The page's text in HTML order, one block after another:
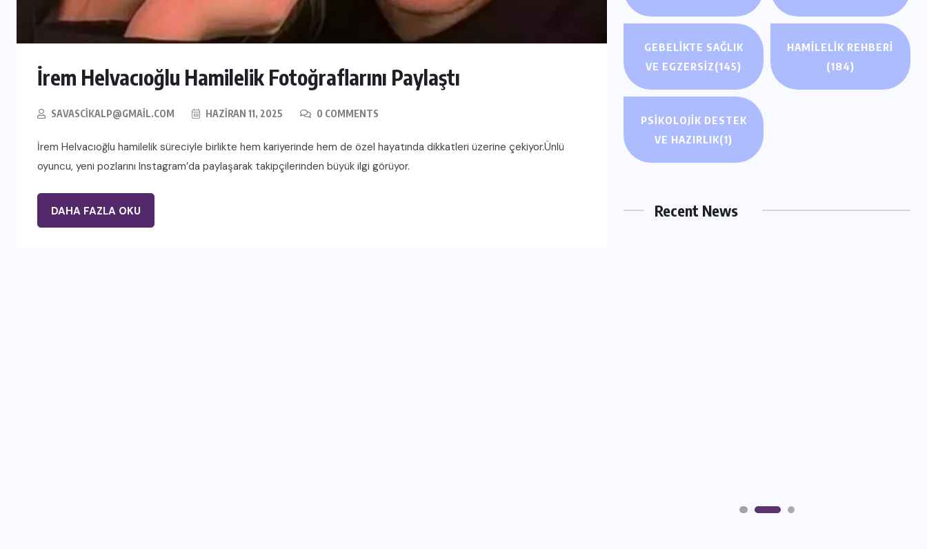
İrem Helvacıoğlu Hamilelik Fotoğraflarını Paylaştı
SAVASCIKALP@GMAIL.COM HAZIRAN 11, 2025 0 COMMENTS
İrem Helvacıoğlu hamilelik süreciyle birlikte hem kariyerinde hem de özel hayatında dikkatleri üzerine çekiyor.Ünlü
oyuncu, yeni pozlarını Instagram’da paylaşarak takipçilerinden büyük ilgi görüyor.
DAHA FAZLA OKU
GEBELIKTE SAĞLIK
VE EGZERSIZ(145)
HAMILELIK REHBERI
(184)
PSIKOLOJIK DESTEK
VE HAZIRLIK(1)
Recent News
Hamilelikte Egzersiz: Güvenli
Hamilelik Egzersizleri: Doğumu
MART 1, 2026